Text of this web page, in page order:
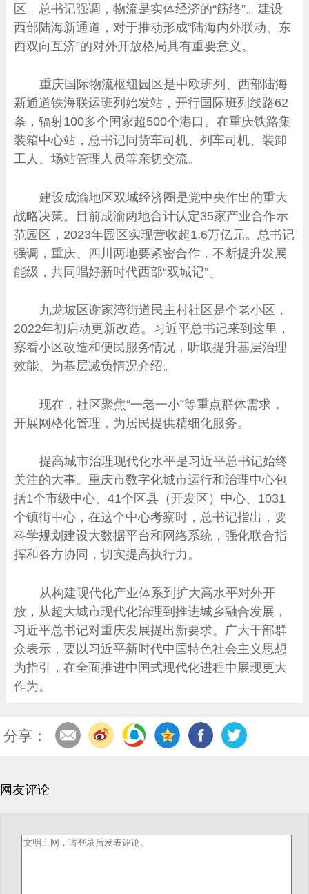
区。总书记强调，物流是实体经济的“筋络”。建设
西部陆海新通道，对于推动形成“陆海内外联动、东
西双向互济”的对外开放格局具有重要意义。
重庆国际物流枢纽园区是中欧班列、西部陆海
新通道铁海联运班列始发站，开行国际班列线路62
条，辐射100多个国家超500个港口。在重庆铁路集
装箱中心站，总书记同货车司机、列车司机、装卸
工人、场站管理人员等亲切交流。
建设成渝地区双城经济圈是党中央作出的重大
战略决策。目前成渝两地合计认定35家产业合作示
范园区，2023年园区实现营收超1.6万亿元。总书记
强调，重庆、四川两地要紧密合作，不断提升发展
能级，共同唱好新时代西部“双城记”。
九龙坡区谢家湾街道民主村社区是个老小区，
2022年初启动更新改造。习近平总书记来到这里，
察看小区改造和便民服务情况，听取提升基层治理
效能、为基层减负情况介绍。
现在，社区聚焦“一老一小”等重点群体需求，
开展网格化管理，为居民提供精细化服务。
提高城市治理现代化水平是习近平总书记始终
关注的大事。重庆市数字化城市运行和治理中心包
括1个市级中心、41个区县（开发区）中心、1031
个镇街中心，在这个中心考察时，总书记指出，要
科学规划建设大数据平台和网络系统，强化联合指
挥和各方协同，切实提高执行力。
从构建现代化产业体系到扩大高水平对外开
放，从超大城市现代化治理到推进城乡融合发展，
习近平总书记对重庆发展提出新要求。广大干部群
众表示，要以习近平新时代中国特色社会主义思想
为指引，在全面推进中国式现代化进程中展现更大
作为。
分享：
网友评论